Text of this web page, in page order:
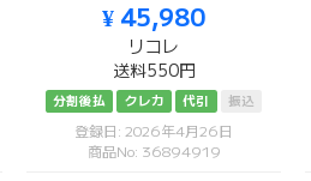
¥ 45,980
リコレ
送料550円
分割後払 クレカ 代引 振込
登録日: 2026年4月26日
商品No: 36894919